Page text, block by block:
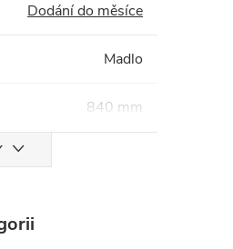
Dodání do měsíce
Madlo
840 mm